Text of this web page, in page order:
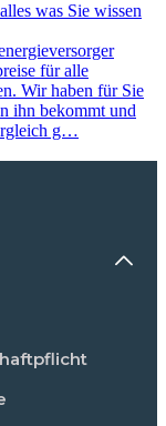
was Sie wissen
für alle
Wir haben für Sie
ihn bekommt und
g…